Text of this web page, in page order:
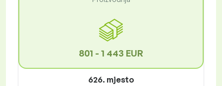
801 - 1 443 EUR
626. mjesto